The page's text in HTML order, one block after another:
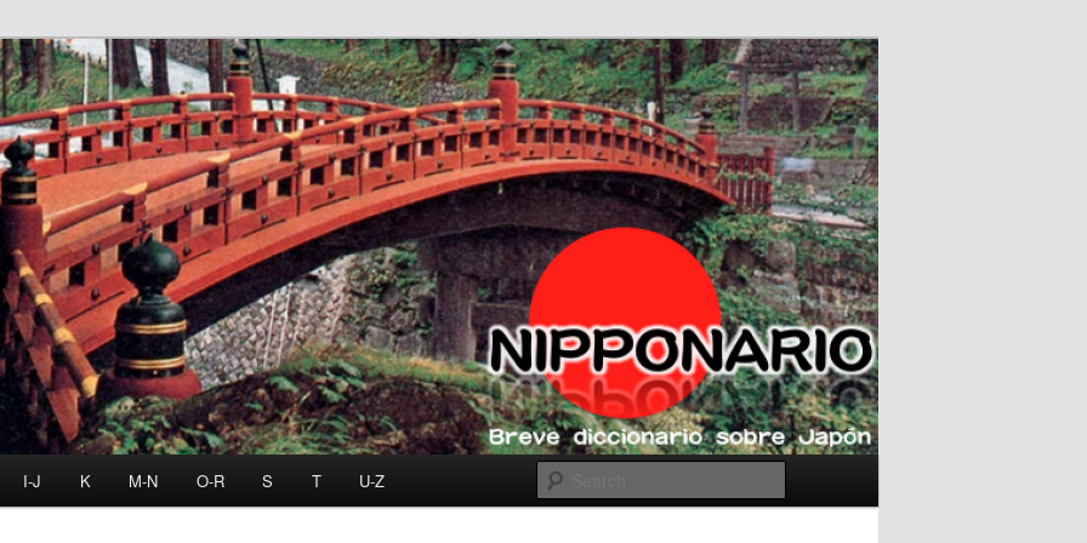
I-J K M-N O-R S T U-Z